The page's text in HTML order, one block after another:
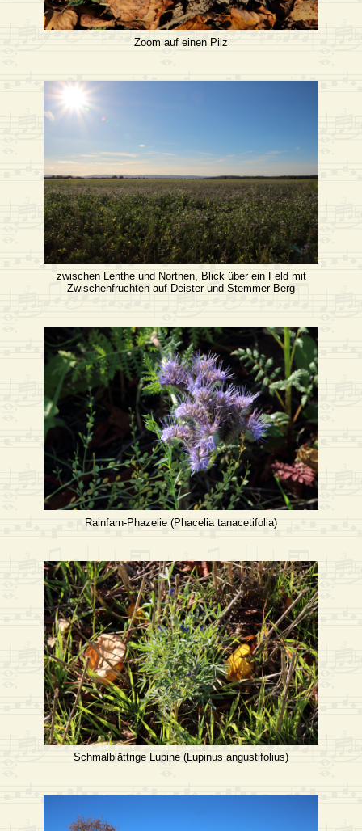
Zoom auf einen Pilz
zwischen Lenthe und Northen, Blick über ein Feld mit
Zwischenfrüchten auf Deister und Stemmer Berg
Rainfarn-Phazelie (Phacelia tanacetifolia)
Schmalblättrige Lupine (Lupinus angustifolius)